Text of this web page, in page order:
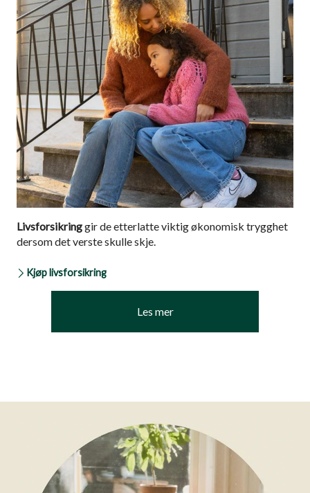
Livsforsikringgir de etterlatte viktig økonomisk trygghet
dersom det verste skulle skje.
Kjøp livsforsikring
Les mer